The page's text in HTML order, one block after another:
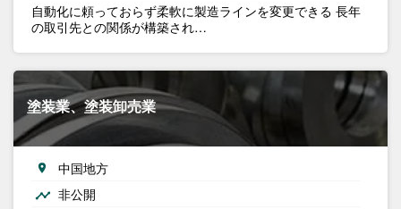
自動化に頼っておらず柔軟に製造ラインを変更できる 長年
の取引先との関係が構築され…
塗装業、塗装卸売業
中国地方
非公開